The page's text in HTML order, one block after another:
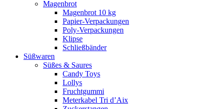
Magenbrot
Magenbrot 10 kg
Papier-Verpackungen
Poly-Verpackungen
Klipse
Schließbänder
Süßwaren
Süßes & Saures
Candy Toys
Lollys
Fruchtgummi
Meterkabel Tri d’Aix